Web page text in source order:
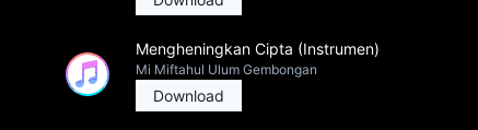
Mengheningkan Cipta (Instrumen)
Mi Miftahul Ulum Gembongan
Download